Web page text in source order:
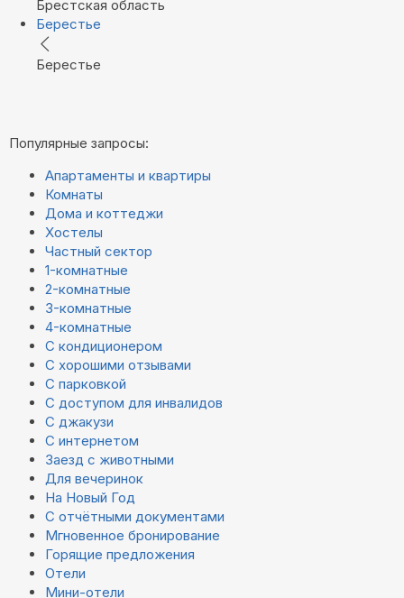
Брестская область
Берестье
Берестье
Популярные запросы:
Апартаменты и квартиры
Комнаты
Дома и коттеджи
Хостелы
Частный сектор
1-комнатные
2-комнатные
3-комнатные
4-комнатные
С кондиционером
С хорошими отзывами
С парковкой
С доступом для инвалидов
С джакузи
С интернетом
Заезд с животными
Для вечеринок
На Новый Год
С отчётными документами
Мгновенное бронирование
Горящие предложения
Отели
Мини-отели